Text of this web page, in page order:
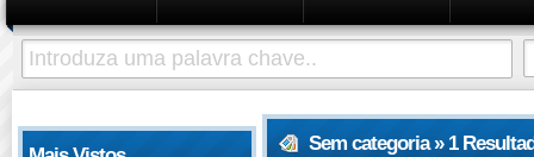
Sem categoria » 1